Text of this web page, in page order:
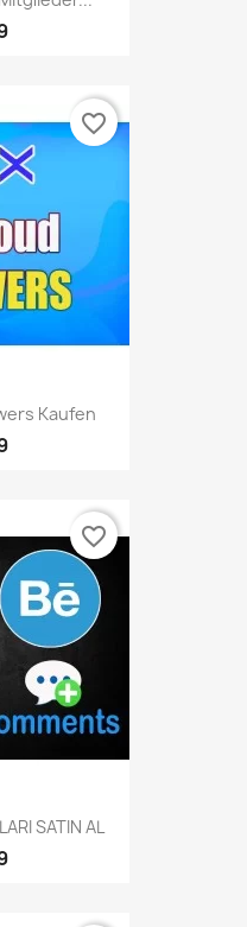
Kaufen
favorite_border
SATIN AL
favorite_border